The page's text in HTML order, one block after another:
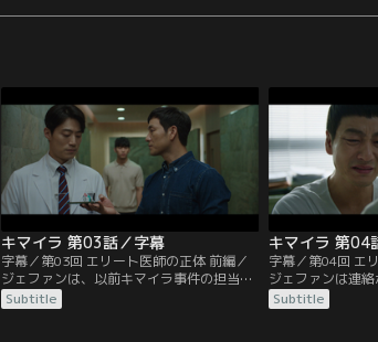
キマイラ 第03話／字幕
字幕／第03回 エリート医師の正体 前編／
ジェファンは、以前キマイラ事件の担当地
域に配属されていたハン班長に事件につい
て尋ねるが、班長は明言を避ける。ワンギ
Subtitle
キマイラ 第04
字幕／第04回 エ
ジェファンは連
長の家を訪ねる
部屋で黒焦げに
Subtitle